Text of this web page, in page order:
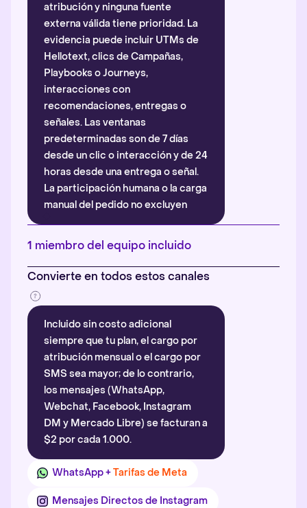
atribución y ninguna fuente
externa válida tiene prioridad. La
evidencia puede incluir UTMs de
Hellotext, clics de Campañas,
Playbooks o Journeys,
interacciones con
recomendaciones, entregas o
señales. Las ventanas
predeterminadas son de 7 días
desde un clic o interacción y de 24
horas desde una entrega o señal.
La participación humana o la carga
manual del pedido no excluyen
automáticamente la atribución.
Más información
1 miembro del equipo incluido
Convierte en todos estos canales
Incluido sin costo adicional
siempre que tu plan, el cargo por
atribución mensual o el cargo por
SMS sea mayor; de lo contrario,
los mensajes (WhatsApp,
Webchat, Facebook, Instagram
DM y Mercado Libre) se facturan a
$2 por cada 1.000.
WhatsApp +Tarifas de Meta
Mensajes Directos de Instagram